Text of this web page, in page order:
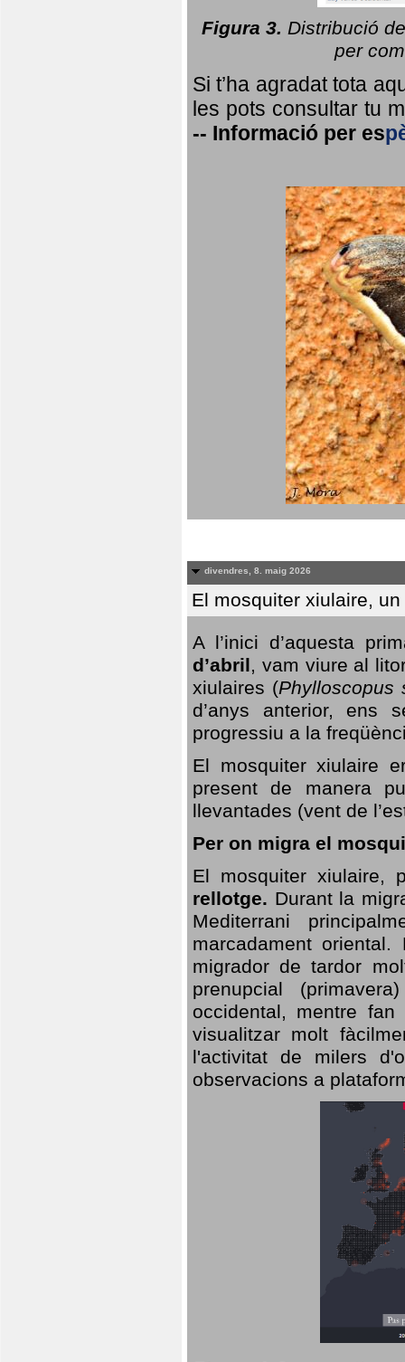
Figura 3. Distribució
per
Si t’ha agradat tota
les pots consultar tu
-- Informació per es
divendres, 8. maig 2026
El mosquiter xiulaire,
A l’inici d’aquesta
d’abril, vam viure al
xiulaires (Phylloscopus
d’anys anterior, ens
progressiu a la
El mosquiter xiulaire
present de manera
llevantades (vent de
Per on migra el
El mosquiter xiulaire,
rellotge. Durant la
Mediterrani
marcadament
migrador de tardor
prenupcial
occidental, mentre
visualitzar molt
l'activitat de milers
observacions a